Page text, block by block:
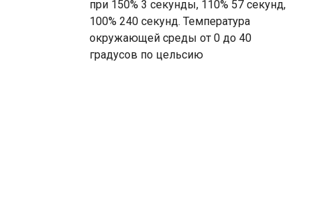
при 150% 3 секунды, 110% 57 секунд,
100% 240 секунд. Температура
окружающей среды от 0 до 40
градусов по цельсию